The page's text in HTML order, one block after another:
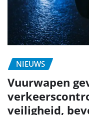
NIEUWS
Vuurwapen
veiligheid,